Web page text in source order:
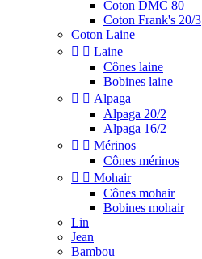
Coton DMC 80
Coton Frank's 20/3
Coton Laine
  Laine
Cônes laine
Bobines laine
  Alpaga
Alpaga 20/2
Alpaga 16/2
  Mérinos
Cônes mérinos
  Mohair
Cônes mohair
Bobines mohair
Lin
Jean
Bambou